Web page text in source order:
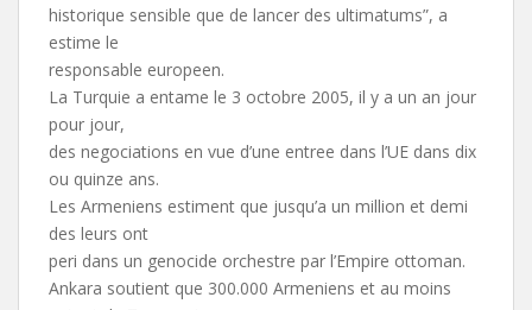
historique sensible que de lancer des ultimatums”, a
estime le
responsable europeen.
La Turquie a entame le 3 octobre 2005, il y a un an jour
pour jour,
des negociations en vue d’une entree dans l’UE dans dix
ou quinze ans.
Les Armeniens estiment que jusqu’a un million et demi
des leurs ont
peri dans un genocide orchestre par l’Empire ottoman.
Ankara soutient que 300.000 Armeniens et au moins